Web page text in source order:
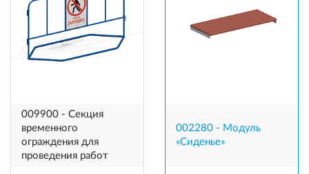
009900 - Секция
временного
ограждения для
проведения работ
002280 - Модуль
«Сиденье»